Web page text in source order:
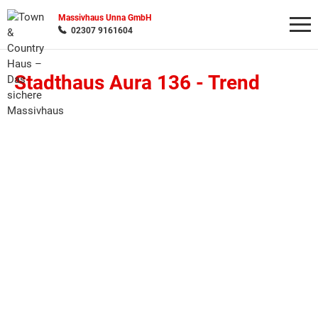
Massivhaus Unna GmbH
02307 9161604
Stadthaus Aura 136 - Trend
Wonach möchten Sie suchen?